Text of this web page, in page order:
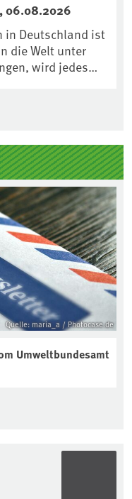
auf diese und
Webseite:
#Trockenheit
06.08.2026
in Deutschland ist
die Welt unter
wird jedes
Bodens, der
Das UBA
Boden des
was passiert
solchen
gibt es im
sc202-
krume/
Quelle: maria_a / Photocase.de
Umweltbundesamt